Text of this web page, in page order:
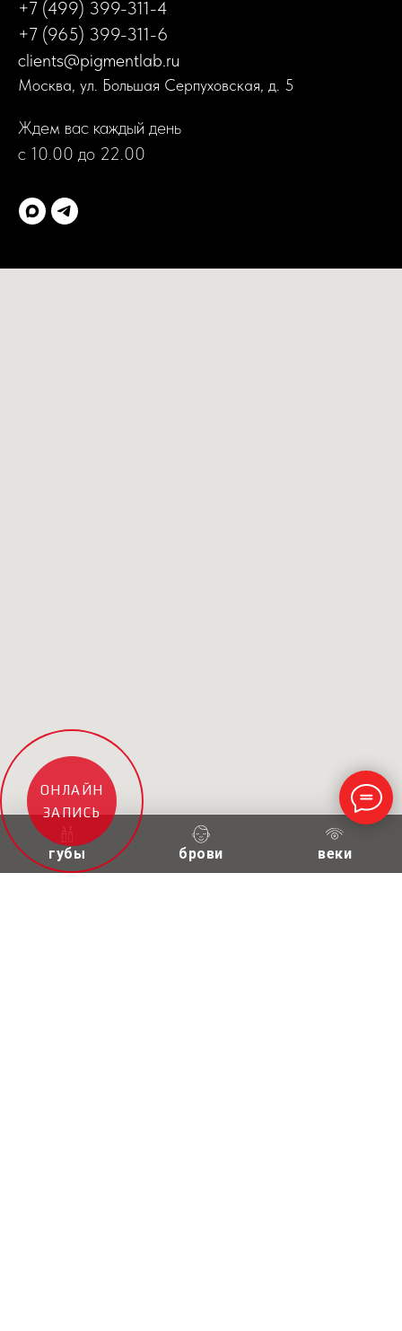
губы брови веки
+7 (499) 399-311-4
+7 (965) 399-311-6
clients@pigmentlab.ru
Москва, ул. Большая Серпуховская, д. 5
Ждем вас каждый день
с 10.00 до 22.00
ОНЛАЙН
ЗАПИСЬ